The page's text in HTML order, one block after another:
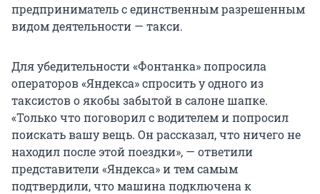
предприниматель с единственным разрешенным
видом деятельности — такси.
Для убедительности «Фонтанка» попросила
операторов «Яндекса» спросить у одного из
таксистов о якобы забытой в салоне шапке.
«Только что поговорил с водителем и попросил
поискать вашу вещь. Он рассказал, что ничего не
находил после этой поездки», — ответили
представители «Яндекса» и тем самым
подтвердили, что машина подключена к